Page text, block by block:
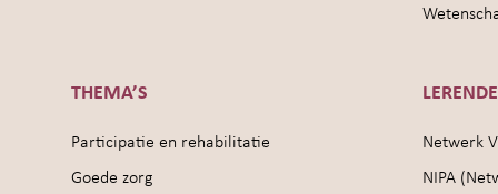
THEMA’S
Participatie en rehabilitatie
Goede zorg
Netwerk
NIPA